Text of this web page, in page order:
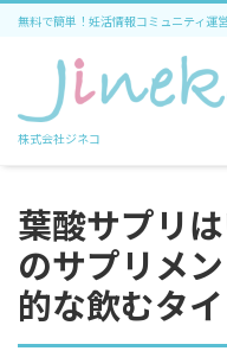
無料で簡単！妊活情報コミュニティ運
株式会社ジネコ
葉酸サプリ
のサプリメ
的な飲むタ